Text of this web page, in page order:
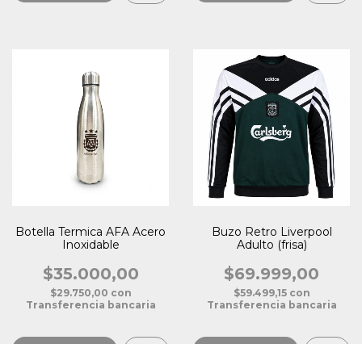
Botella Termica AFA Acero
Inoxidable
$35.000,00
$29.750,00 con
Transferencia bancaria
Buzo Retro Liverpool
Adulto (frisa)
$69.999,00
$59.499,15 con
Transferencia bancaria